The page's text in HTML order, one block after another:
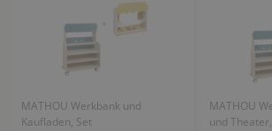
MATHOU Werkbank und
Kaufladen, Set
MATHOU
und